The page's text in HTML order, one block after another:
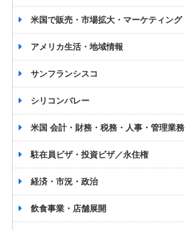
米国で販売・市場拡大・マーケティング
アメリカ生活・地域情報
サンフランシスコ
シリコンバレー
米国 会計・財務・税務・人事・管理業務
駐在員ビザ・投資ビザ／永住権
経済・市況・政治
飲食事業・店舗展開